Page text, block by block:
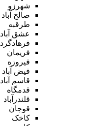
شهرزو
صالح آباد
طرقبه
عشق آباد
فرهادگرد
فریمان
فیروزه
فیض آباد
قاسم آباد
قدمگاه
قلندرآباد
قوچان
کاخک